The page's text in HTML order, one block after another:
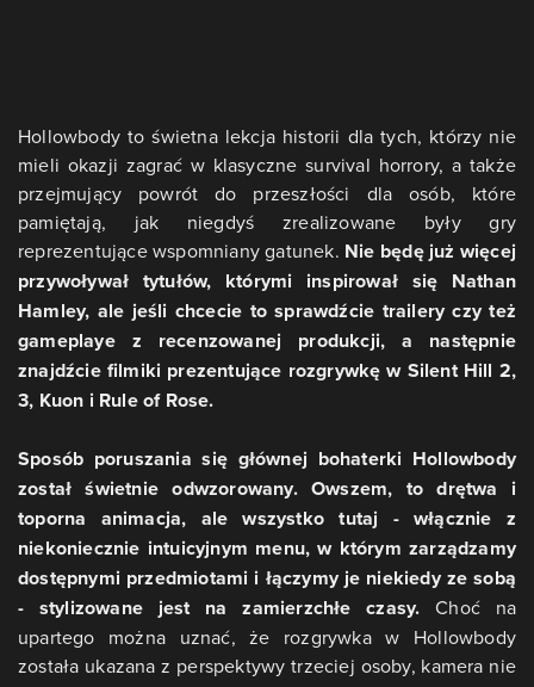
Hollowbody to świetna lekcja historii dla tych, którzy nie
mieli okazji zagrać w klasyczne survival horrory, a także
przejmujący powrót do przeszłości dla osób, które
pamiętają, jak niegdyś zrealizowane były gry
reprezentujące wspomniany gatunek. Nie będę już więcej
przywoływał tytułów, którymi inspirował się Nathan
Hamley, ale jeśli chcecie to sprawdźcie trailery czy też
gameplaye z recenzowanej produkcji, a następnie
znajdźcie filmiki prezentujące rozgrywkę w Silent Hill 2,
3, Kuon i Rule of Rose.
Sposób poruszania się głównej bohaterki Hollowbody
został świetnie odwzorowany. Owszem, to drętwa i
toporna animacja, ale wszystko tutaj - włącznie z
niekoniecznie intuicyjnym menu, w którym zarządzamy
dostępnymi przedmiotami i łączymy je niekiedy ze sobą
- stylizowane jest na zamierzchłe czasy.Choć na
upartego można uznać, że rozgrywka w Hollowbody
została ukazana z perspektywy trzeciej osoby, kamera nie